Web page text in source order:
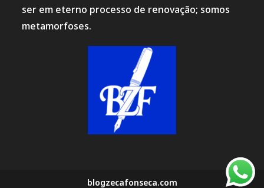
ser em eterno processo de renovação; somos
metamorfoses.
blogzecafonseca.com